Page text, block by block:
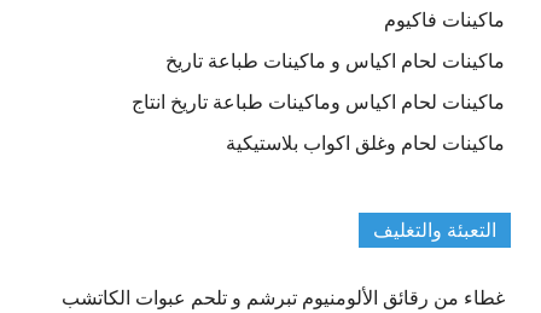
ماكينات فاكيوم
ماكينات لحام اكياس و ماكينات طباعة تاريخ
ماكينات لحام اكياس وماكينات طباعة تاريخ انتاج
ماكينات لحام وغلق اكواب بلاستيكية
التعبئة والتغليف
غطاء من رقائق الألومنيوم تبرشم و تلحم عبوات الكاتشب